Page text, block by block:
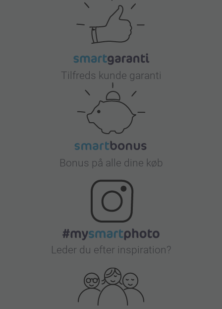
dine gæster vil værdsætte.
Tilfreds kunde garanti
Bonus på alle dine køb
Leder du efter inspiration?